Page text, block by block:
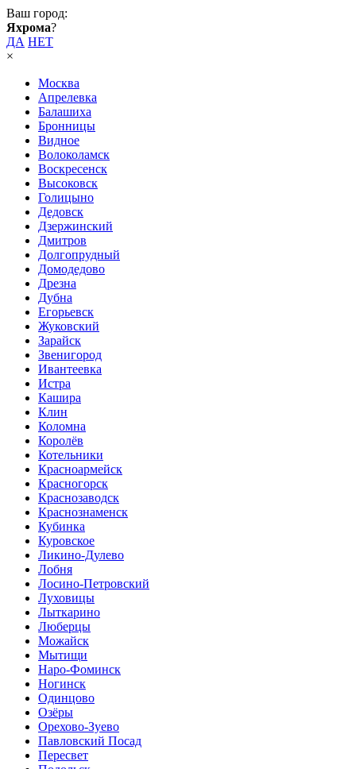
Ваш город:
Яхрома?
ДА НЕТ
×
Москва
Апрелевка
Балашиха
Бронницы
Видное
Волоколамск
Воскресенск
Высоковск
Голицыно
Дедовск
Дзержинский
Дмитров
Долгопрудный
Домодедово
Дрезна
Дубна
Егорьевск
Жуковский
Зарайск
Звенигород
Ивантеевка
Истра
Кашира
Клин
Коломна
Королёв
Котельники
Красноармейск
Красногорск
Краснозаводск
Краснознаменск
Кубинка
Куровское
Ликино-Дулево
Лобня
Лосино-Петровский
Луховицы
Лыткарино
Люберцы
Можайск
Мытищи
Наро-Фоминск
Ногинск
Одинцово
Озёры
Орехово-Зуево
Павловский Посад
Пересвет